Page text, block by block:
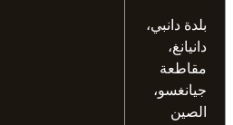
بلدة دانبي،
دانيانغ،
مقاطعة
جيانغسو،
الصين